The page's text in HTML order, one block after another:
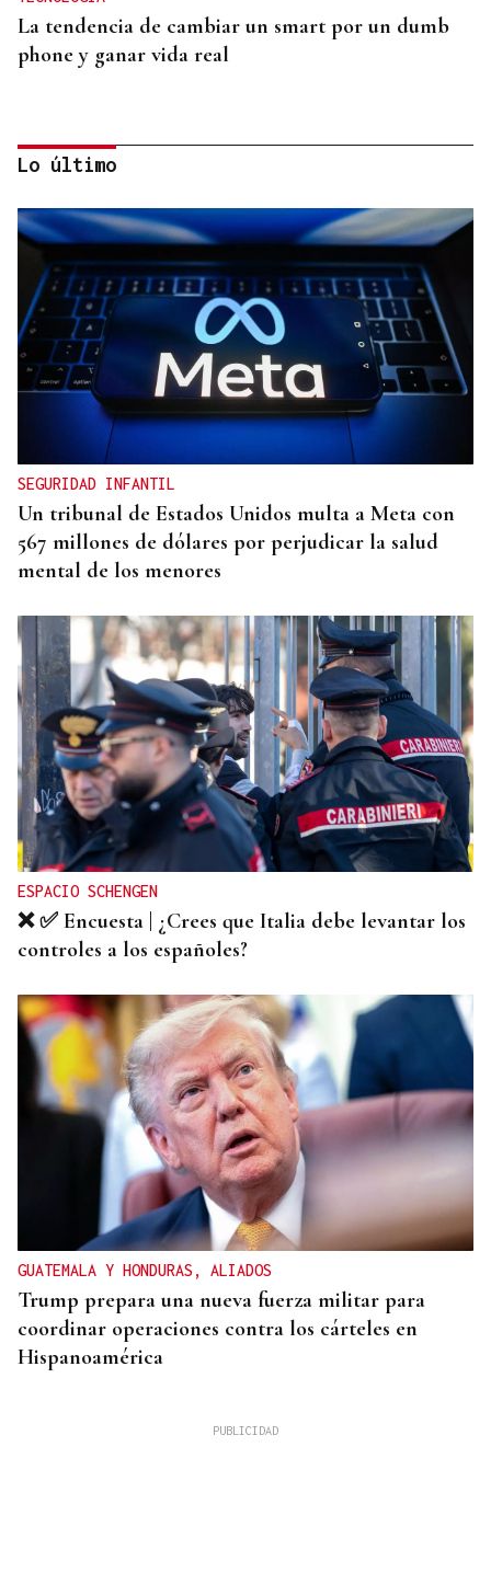
La tendencia de cambiar un smart por un dumb
phone y ganar vida real
MODA
Black Friday 2025: el (ya no tan) secreto mejor
guardado del armario de las que más saben
Lo último
SEGURIDAD INFANTIL
Un tribunal de Estados Unidos multa a Meta con
567 millones de dólares por perjudicar la salud
mental de los menores
ESPACIO SCHENGEN
❌ ✅ Encuesta | ¿Crees que Italia debe levantar los
controles a los españoles?
GUATEMALA Y HONDURAS, ALIADOS
Trump prepara una nueva fuerza militar para
coordinar operaciones contra los cárteles en
Hispanoamérica